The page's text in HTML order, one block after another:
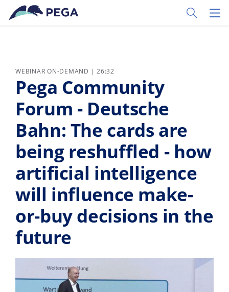
Vai direttamente al contenuto principale
Toggle
WEBINAR ON-DEMAND | 26:32
Pega Community
Forum - Deutsche
Bahn: The cards are
being reshuffled - how
artificial intelligence
will influence make-
or-buy decisions in the
future